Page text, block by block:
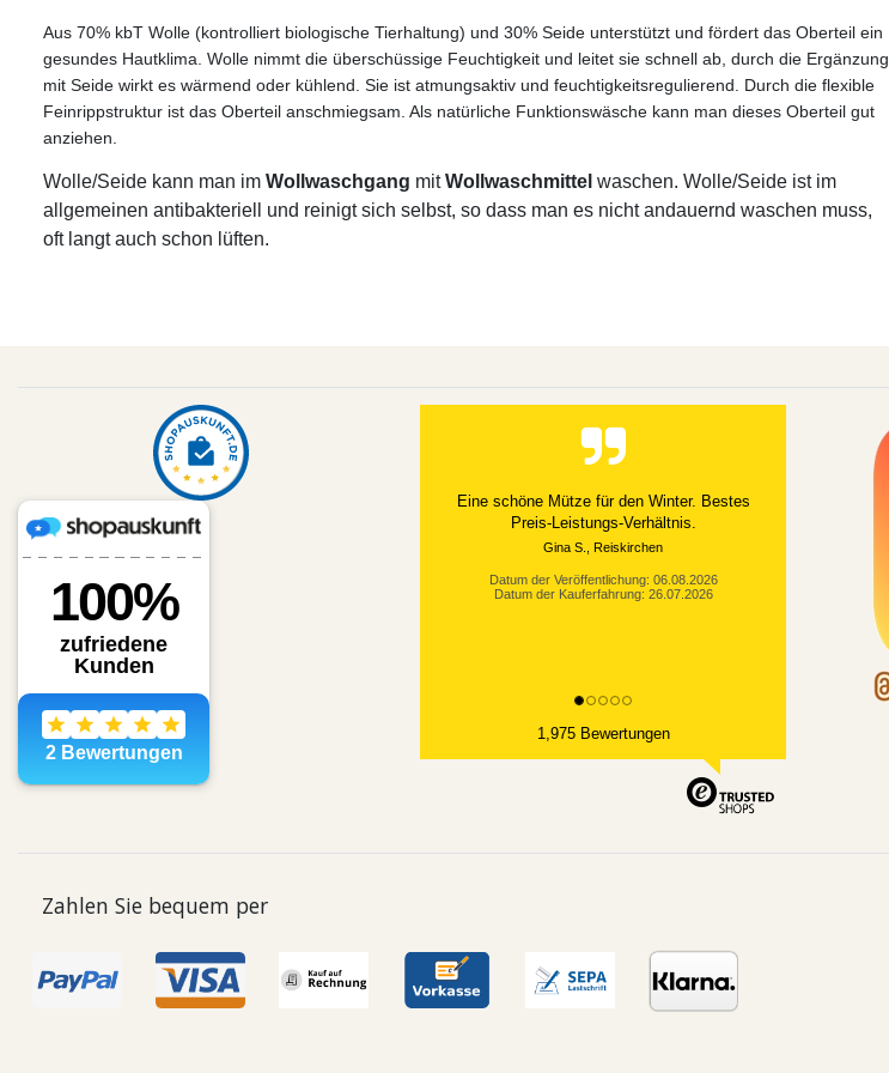
Aus 70% kbT Wolle (kontrolliert biologische Tierhaltung) und 30% Seide unterstützt und fördert das Oberteil ein
gesundes Hautklima. Wolle nimmt die überschüssige Feuchtigkeit und leitet sie schnell ab, durch die Ergänzung
mit Seide wirkt es wärmend oder kühlend. Sie ist atmungsaktiv und feuchtigkeitsregulierend. Durch die flexible
Feinrippstruktur ist das Oberteil anschmiegsam. Als natürliche Funktionswäsche kann man dieses Oberteil gut
anziehen.
Wolle/Seide kann man im Wollwaschgang mitWollwaschmittel waschen. Wolle/Seide ist im
allgemeinen antibakteriell und reinigt sich selbst, so dass man es nicht andauernd waschen muss,
oft langt auch schon lüften.
Eine schöne Mütze für den Winter. Bestes
Preis-Leistungs-Verhältnis.
Gina S., Reiskirchen
Datum der Veröffentlichung: 06.08.2026
Datum der Kauferfahrung: 26.07.2026
1,975 Bewertungen
Zahlen Sie bequem per